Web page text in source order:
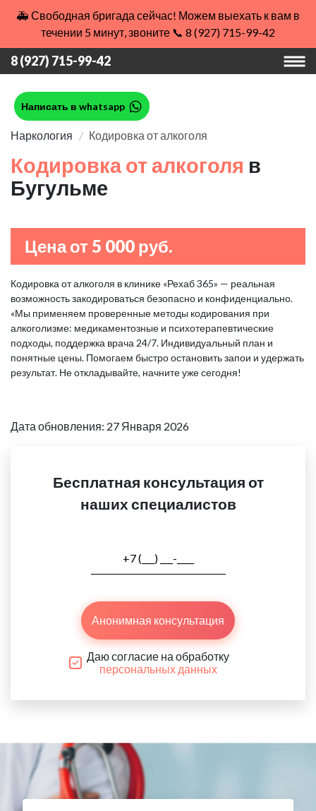
🚑 Свободная бригада сейчас! Можем выехать к вам в
течении 5 минут, звоните 📞 8 (927) 715-99-42
8 (927) 715-99-42
Написать в whatsapp
Наркология Кодировка от алкоголя
Кодировка от алкоголя в
Бугульме
Цена от 5 000 руб.
Кодировка от алкоголя в клинике «Рехаб 365» — реальная
возможность закодироваться безопасно и конфиденциально.
«Мы применяем проверенные методы кодирования при
алкоголизме: медикаментозные и психотерапевтические
подходы, поддержка врача 24/7. Индивидуальный план и
понятные цены. Помогаем быстро остановить запои и удержать
результат. Не откладывайте, начните уже сегодня!
Дата обновления: 27 Января 2026
Бесплатная консультация от
наших специалистов
Анонимная консультация
Даю согласие на обработку
персональных данных